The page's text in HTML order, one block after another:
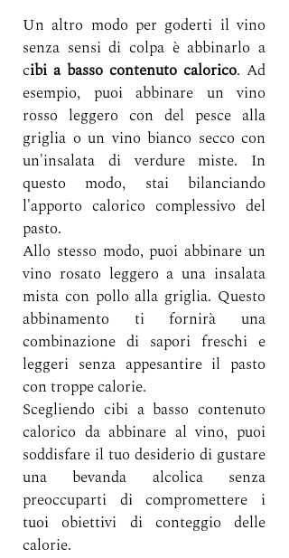
Un altro modo per goderti il vino
senza sensi di colpa è abbinarlo a
cibi a basso contenuto calorico. Ad
esempio, puoi abbinare un vino
rosso leggero con del pesce alla
griglia o un vino bianco secco con
un'insalata di verdure miste. In
questo modo, stai bilanciando
l'apporto calorico complessivo del
pasto.
Allo stesso modo, puoi abbinare un
vino rosato leggero a una insalata
mista con pollo alla griglia. Questo
abbinamento ti fornirà una
combinazione di sapori freschi e
leggeri senza appesantire il pasto
con troppe calorie.
Scegliendo cibi a basso contenuto
calorico da abbinare al vino, puoi
soddisfare il tuo desiderio di gustare
una bevanda alcolica senza
preoccuparti di compromettere i
tuoi obiettivi di conteggio delle
calorie.